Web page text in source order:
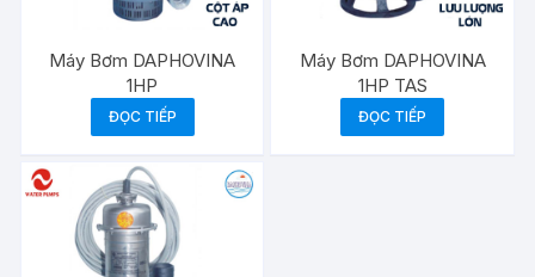
Máy Bơm DAPHOVINA
1HP
ĐỌC TIẾP
Máy Bơm DAPHOVINA
1HP TAS
ĐỌC TIẾP